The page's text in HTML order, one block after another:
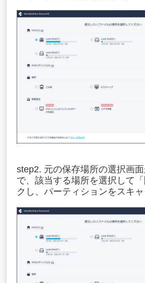
step2. 元の保存場所の選択画
で、該当する場所を選択して
クし、パーティションをスキャ